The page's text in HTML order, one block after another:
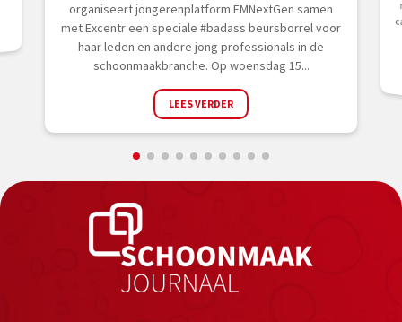
organiseert jongerenplatform FMNextGen samen
met Excentr een speciale #badass beursborrel voor
haar leden en andere jong professionals in de
schoonmaakbranche. Op woensdag 15...
LEES VERDER